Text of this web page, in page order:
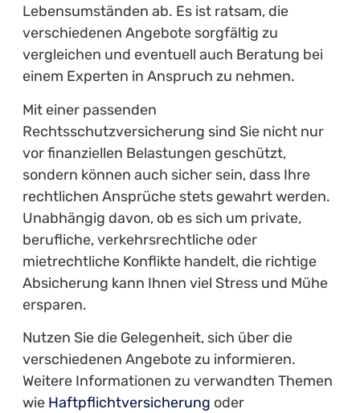
Lebensumständen ab. Es ist ratsam, die
verschiedenen Angebote sorgfältig zu
vergleichen und eventuell auch Beratung bei
einem Experten in Anspruch zu nehmen.
Mit einer passenden
Rechtsschutzversicherung sind Sie nicht nur
vor finanziellen Belastungen geschützt,
sondern können auch sicher sein, dass Ihre
rechtlichen Ansprüche stets gewahrt werden.
Unabhängig davon, ob es sich um private,
berufliche, verkehrsrechtliche oder
mietrechtliche Konflikte handelt, die richtige
Absicherung kann Ihnen viel Stress und Mühe
ersparen.
Nutzen Sie die Gelegenheit, sich über die
verschiedenen Angebote zu informieren.
Weitere Informationen zu verwandten Themen
wie Haftpflichtversicherung oder